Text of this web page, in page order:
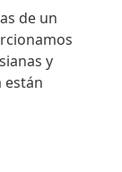
de un
y
están